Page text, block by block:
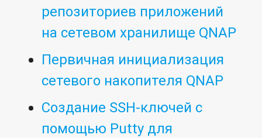
репозиториев приложений
на сетевом хранилище QNAP
Первичная инициализация
сетевого накопителя QNAP
Создание SSH-ключей с
помощью Putty для